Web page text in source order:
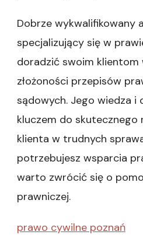
Dobrze wykwalifikowany
specjalizujący się w
doradzić swoim klientom
złożoności przepisów
sądowych. Jego wiedza i
kluczem do skutecznego
klienta w trudnych
potrzebujesz wsparcia
warto zwrócić się o
prawniczej.
prawo cywilne poznań